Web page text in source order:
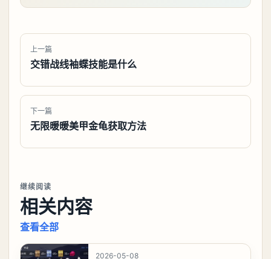
上一篇
交错战线袖蝶技能是什么
下一篇
无限暖暖美甲金龟获取方法
继续阅读
相关内容
查看全部
2026-05-08